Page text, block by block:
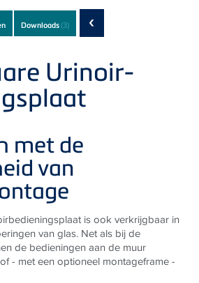
Downloads(3) ‹
Urinoir-
met de
van
is ook verkrijgbaar in
van glas. Net als bij de
de bedieningen aan de muur
- met een optioneel montageframe -